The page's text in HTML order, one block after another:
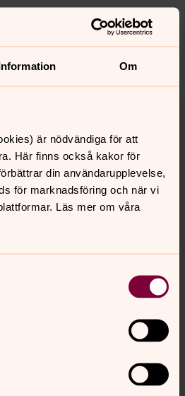
Om
är nödvändiga för att
Här finns också kakor för
din användarupplevelse,
för marknadsföring och när vi
Läs mer om våra